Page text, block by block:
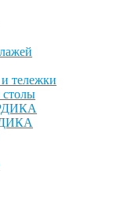
тележки